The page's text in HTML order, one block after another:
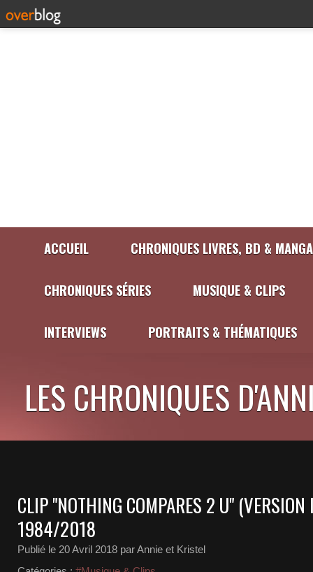
ACCUEIL CHRONIQUES LIVRES, BD &
CHRONIQUES SÉRIES MUSIQUE & CLIPS
INTERVIEWS PORTRAITS & THÉMATIQUES
LES CHRONIQUES
CLIP "NOTHING COMPARES 2 U" (VERSION
1984/2018
Publié le 20 Avril 2018 par Annie et Kristel